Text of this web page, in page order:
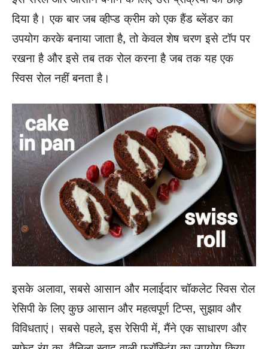
दिया है। एक बार जब व्हीप्ड क्रीम को एक हैंड ब्लेंडर का
उपयोग करके बनाया जाता है, तो केवल शेष चरण इसे टॉप पर
रखना है और इसे तब तक रोल करना है जब तक यह एक
स्विस रोल नहीं बनता है।
इसके अलावा, सबसे आसान और मलाईदार चॉकलेट स्विस रोल
रेसिपी के लिए कुछ आसान और महत्वपूर्ण टिप्स, सुझाव और
विविधताएं। सबसे पहले, इस रेसिपी में, मैंने एक साधारण और